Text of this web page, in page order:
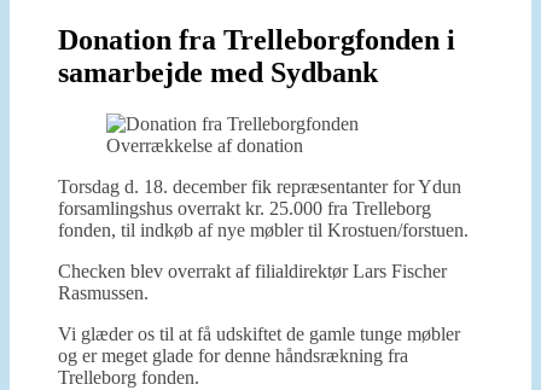
Donation fra Trelleborgfonden i
samarbejde med Sydbank
Overrækkelse af donation
Torsdag d. 18. december fik repræsentanter for Ydun
forsamlingshus overrakt kr. 25.000 fra Trelleborg
fonden, til indkøb af nye møbler til Krostuen/forstuen.
Checken blev overrakt af filialdirektør Lars Fischer
Rasmussen.
Vi glæder os til at få udskiftet de gamle tunge møbler
og er meget glade for denne håndsrækning fra
Trelleborg fonden.